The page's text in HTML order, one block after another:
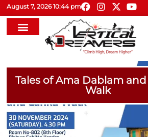
August 7, 2026 10:44 pm
Tales of Ama Dablam
Walk